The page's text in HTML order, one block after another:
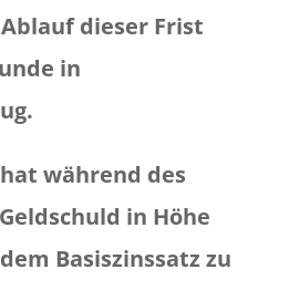
dieser Frist
in
während des
in Höhe
Basiszinssatz zu